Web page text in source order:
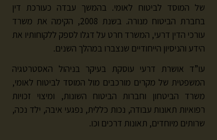
של המוסד לביטוח לאומי. בהמשך עבדה כעורכת דין
בחברת הביטוח מנורה. בשנת 2008, הקימה את משרד
עורכי הדין דרעי, המשרד חרט על דגלו לספק ללקוחותיו את
הידע והניסיון הייחודיים שנצברו במהלך השנים.
עו”ד אושרת דרעי עוסקת בעיקר בניהול האסטרטגיה
המשפטית של מקרים מורכבים מול המוסד לביטוח לאומי,
משרד הביטחון וחברות הביטוח השונות, ומיצוי זכויות
רפואיות תאונות עבודה, נכות כללית, נפגעי איבה, ילד נכה,
שרותים מיוחדים, תאונות דרכים וכו.